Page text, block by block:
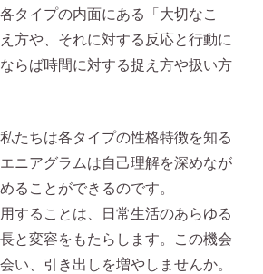
タイプの内面にある「大切なこ
方や、それに対する反応と行動に
らば時間に対する捉え方や扱い方
たちは各タイプの性格特徴を知る
ニアグラムは自己理解を深めなが
ることができるのです。
することは、日常生活のあらゆる
と変容をもたらします。この機会
い、引き出しを増やしませんか。